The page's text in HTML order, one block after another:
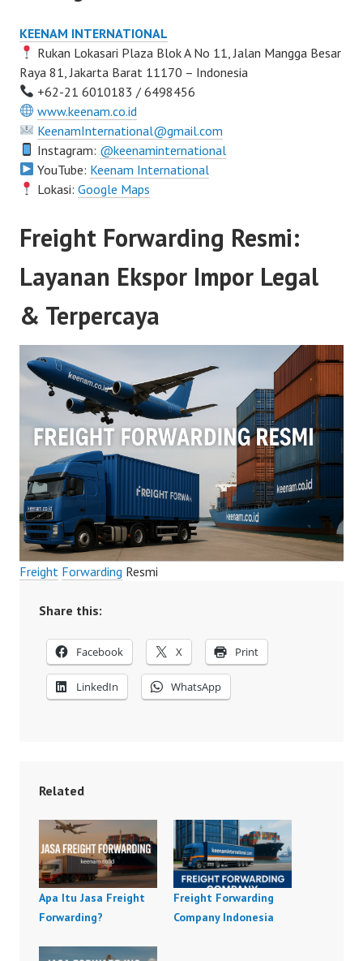
KEENAM INTERNATIONAL
Rukan Lokasari Plaza Blok A No 11, Jalan Mangga Besar
Raya 81, Jakarta Barat 11170 – Indonesia
+62-21 6010183 / 6498456
www.keenam.co.id
KeenamInternational@gmail.com
Instagram: @keenaminternational
YouTube: Keenam International
Lokasi:Google Maps
Freight Forwarding Resmi:
Layanan Ekspor Impor Legal
& Terpercaya
Freight Forwarding Resmi
Share this:
Facebook X Print
LinkedIn WhatsApp
Related
Apa Itu Jasa Freight
Forwarding?
Freight Forwarding
Company Indonesia